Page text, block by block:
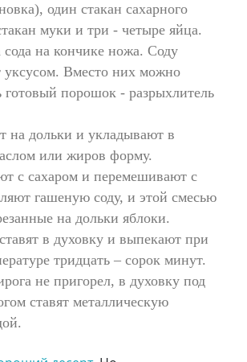
один стакан сахарного
муки и три - четыре яйца.
на кончике ножа. Соду
уксусом. Вместо них можно
готовый порошок - разрыхлитель
на дольки и укладывают в
или жиров форму.
с сахаром и перемешивают с
гашеную соду, и этой смесью
на дольки яблоки.
в духовку и выпекают при
тридцать – сорок минут.
не пригорел, в духовку под
ставят металлическую